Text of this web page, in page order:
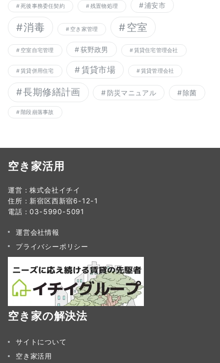
死後事務委任契約 残置物処理 浦安市
消毒 空き家管理 空室
空室自宅管理 荻野政男 賃貸住宅管理会社
賃貸併用住宅 賃貸市場 賃貸管理会社
長期修繕計画 防災マニュアル 除菌
階段崩落事故
空き家活用
運営：株式会社イチイ
住所：新宿区西新宿6-12-1
電話：03-5990-5091
運営会社情報
プライバシーポリシー
空き家の解決法
サイトについて
空き家活用